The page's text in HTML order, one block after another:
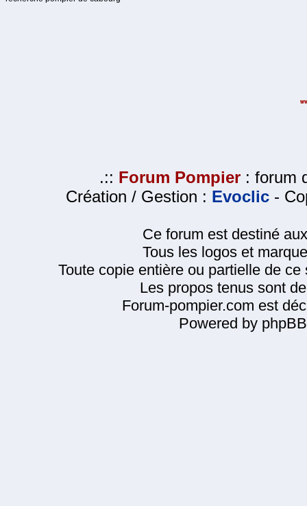
.:: Forum Pompier : forum
Création / Gestion : Evoclic -
Ce forum est destiné
Tous les logos et
Toute copie entière ou partielle de
Les propos tenus sont
Forum-pompier.com est
Powered by